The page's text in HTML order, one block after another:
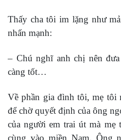
Thấy cha tôi im lặng như
nhấn mạnh:
– Chú nghĩ anh chị nên
càng tốt…
Về phần gia đình tôi, mẹ tôi
để chờ quyết định của ông
của người em trai út mà mẹ